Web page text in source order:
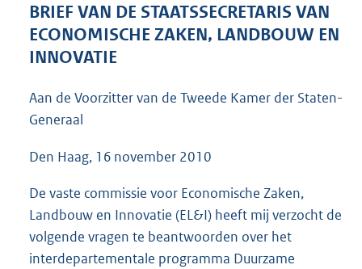
e
b
BRIEF VAN DE STAATSSECRETARIS VAN
ECONOMISCHE ZAKEN, LANDBOUW EN
INNOVATIE
Aan de Voorzitter van de Tweede Kamer der Staten-
Generaal
Den Haag, 16 november 2010
De vaste commissie voor Economische Zaken,
Landbouw en Innovatie (EL&I) heeft mij verzocht de
volgende vragen te beantwoorden over het
interdepartementale programma Duurzame